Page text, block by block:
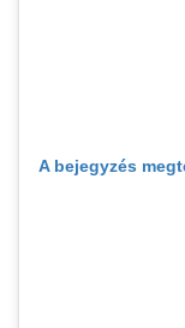
A bejegyzés